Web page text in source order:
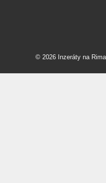
© 2026 Inzeráty na